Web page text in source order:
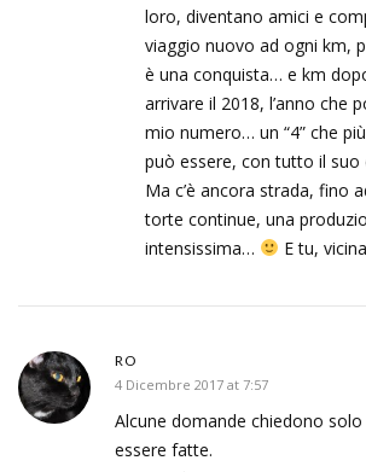
loro, diventano amici e
viaggio nuovo ad ogni km,
è una conquista… e km
arrivare il 2018, l’anno che
mio numero… un “4” che
può essere, con tutto il suo
Ma c’è ancora strada, fino
torte continue, una
intensissima…
E tu,
RO
4 Dicembre 2017 at 7:57
Alcune domande chiedono
essere fatte.